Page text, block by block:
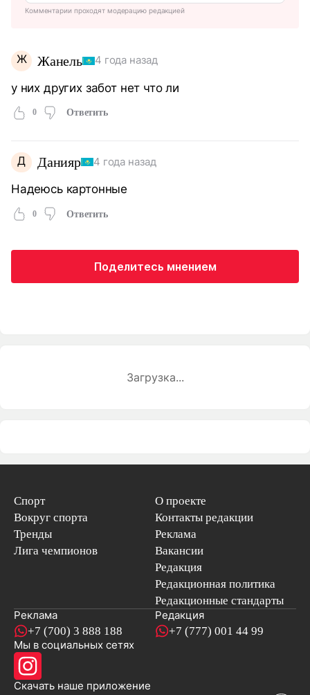
Комментарии проходят модерацию редакцией
Ж Жанель 4 года назад
у них других забот нет что ли
0 Ответить
Д Данияр 4 года назад
Надеюсь картонные
0 Ответить
Поделитесь мнением
Загрузка...
Спорт
Вокруг спорта
Тренды
Лига чемпионов
О проекте
Контакты редакции
Реклама
Вакансии
Редакция
Редакционная политика
Редакционные стандарты
Реклама
+7 (700) 3 888 188
Редакция
+7 (777) 001 44 99
Мы в социальных сетях
Скачать наше приложениеновостей